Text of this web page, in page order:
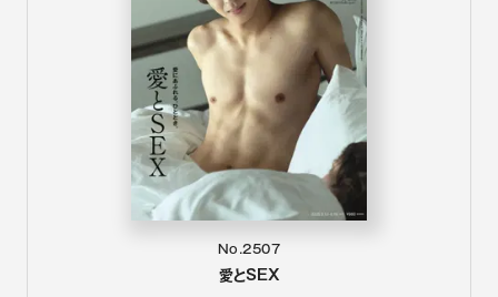
No.2507
愛とSEX